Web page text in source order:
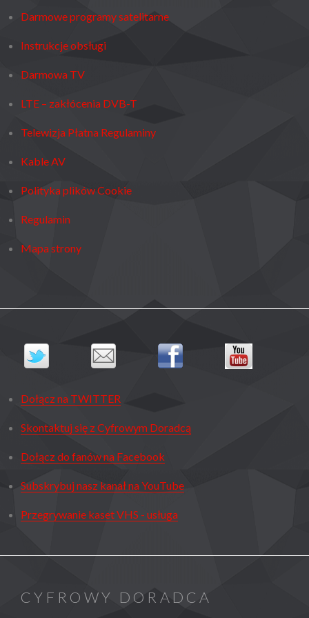
Darmowe programy satelitarne
Instrukcje obsługi
Darmowa TV
LTE – zakłócenia DVB-T
Telewizja Płatna Regulaminy
Kable AV
Polityka plików Cookie
Regulamin
Mapa strony
Dołącz na TWITTER
Skontaktuj się z Cyfrowym Doradcą
Dołącz do fanów na Facebook
Subskrybuj nasz kanał na YouTube
Przegrywanie kaset VHS - usługa
CYFROWY DORADCA